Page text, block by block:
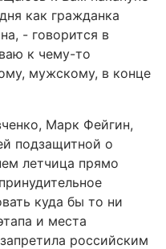
как гражданка
- говорится в
к чему-то
мужскому, в конце
Марк Фейгин,
подзащитной о
летчица прямо
куда бы то ни
и места
российским